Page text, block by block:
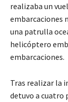
realizaba un
embarcaciones
una patrulla
helicóptero
embarcaciones.
Tras realizar la
detuvo a cuatro